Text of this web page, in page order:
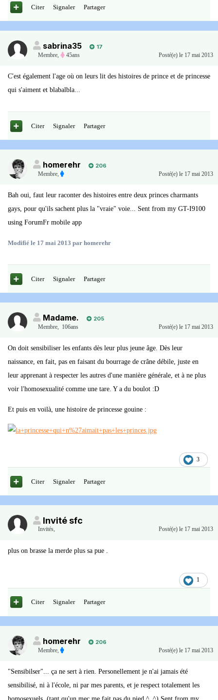
Citer Signaler Partager
sabrina35
17
Membre, 45ans Posté(e) le 17 mai 2013
C'est également l'age où on leurs lit des histoires de prince et de princesse
qui s'aiment et blabalbla...
Citer Signaler Partager
homerehr
206
Membre, Posté(e) le 17 mai 2013
Bah oui, faut leur raconter des histoires entre deux princes charmants
gays, pour qu'ils sachent plus la "vraie" voie... Sent from my GT-I9100
using ForumFr mobile app
Modifié le 17 mai 2013 par homerehr
Citer Signaler Partager
Madame.
205
Membre, 106ans Posté(e) le 17 mai 2013
On doit sensibiliser les enfants dès leur plus jeune âge. Dès leur
naissance, en fait, pas en faisant du bourrage de crâne débile, juste en
leur apprenant à respecter les autres d'une manière générale, et à ne plus
voir l'homosexualité comme une tare. Y a du boulot :D
Et puis en voilà, une histoire de princesse gouine :
3
Citer Signaler Partager
Invité sfc
Invités, Posté(e) le 17 mai 2013
plus on brasse la merde plus sa pue .
1
Citer Signaler Partager
homerehr
206
Membre
Posté(e) le 17 mai 2013
"Sensibilser"... ça ne sert à rien. Personellement je n'ai jamais été
sensibilisé, ni à l'école, ni par mes parents, et je respect totalement les